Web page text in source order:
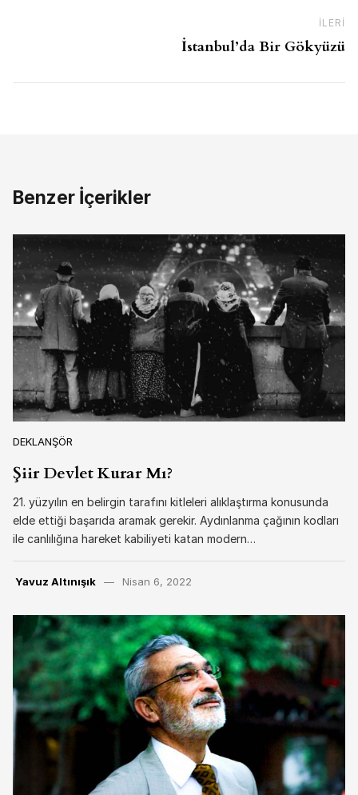
İLERI
İstanbul’da Bir Gökyüzü
Benzer İçerikler
DEKLANŞÖR
Şiir Devlet Kurar Mı?
21. yüzyılın en belirgin tarafını kitleleri alıklaştırma konusunda
elde ettiği başarıda aramak gerekir. Aydınlanma çağının kodları
ile canlılığına hareket kabiliyeti katan modern…
Yavuz Altınışık Nisan 6, 2022